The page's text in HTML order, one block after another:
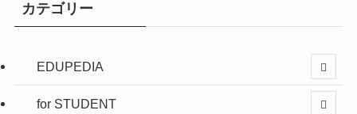
カテゴリー
EDUPEDIA
for STUDENT